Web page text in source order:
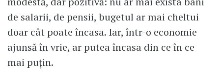
de salarii, de pensii, bugetul ar mai cheltui
doar cât poate încasa. Iar, într-o economie
ajunsă în vrie, ar putea încasa din ce în ce
mai puțin.